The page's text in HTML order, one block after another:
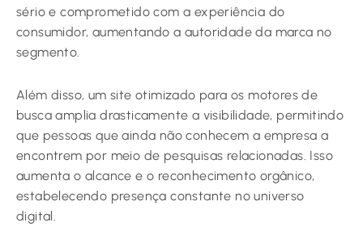
sério e comprometido com a experiência do
consumidor, aumentando a autoridade da marca no
segmento.
Além disso, um site otimizado para os motores de
busca amplia drasticamente a visibilidade, permitindo
que pessoas que ainda não conhecem a empresa a
encontrem por meio de pesquisas relacionadas. Isso
aumenta o alcance e o reconhecimento orgânico,
estabelecendo presença constante no universo
digital.